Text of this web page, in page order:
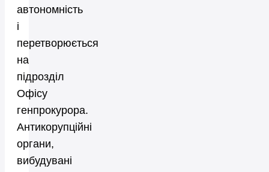
автономність
і
перетворюється
на
підрозділ
Офісу
генпрокурора.
Антикорупційні
органи,
вибудувані